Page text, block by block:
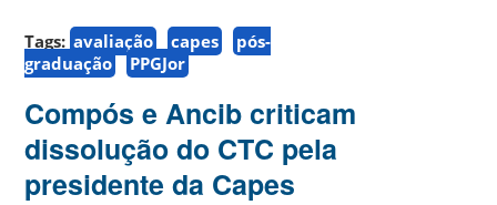
Tags: avaliação capes
pós-
graduação
PPGJor
Compós e Ancib criticam
dissolução do CTC pela
presidente da Capes